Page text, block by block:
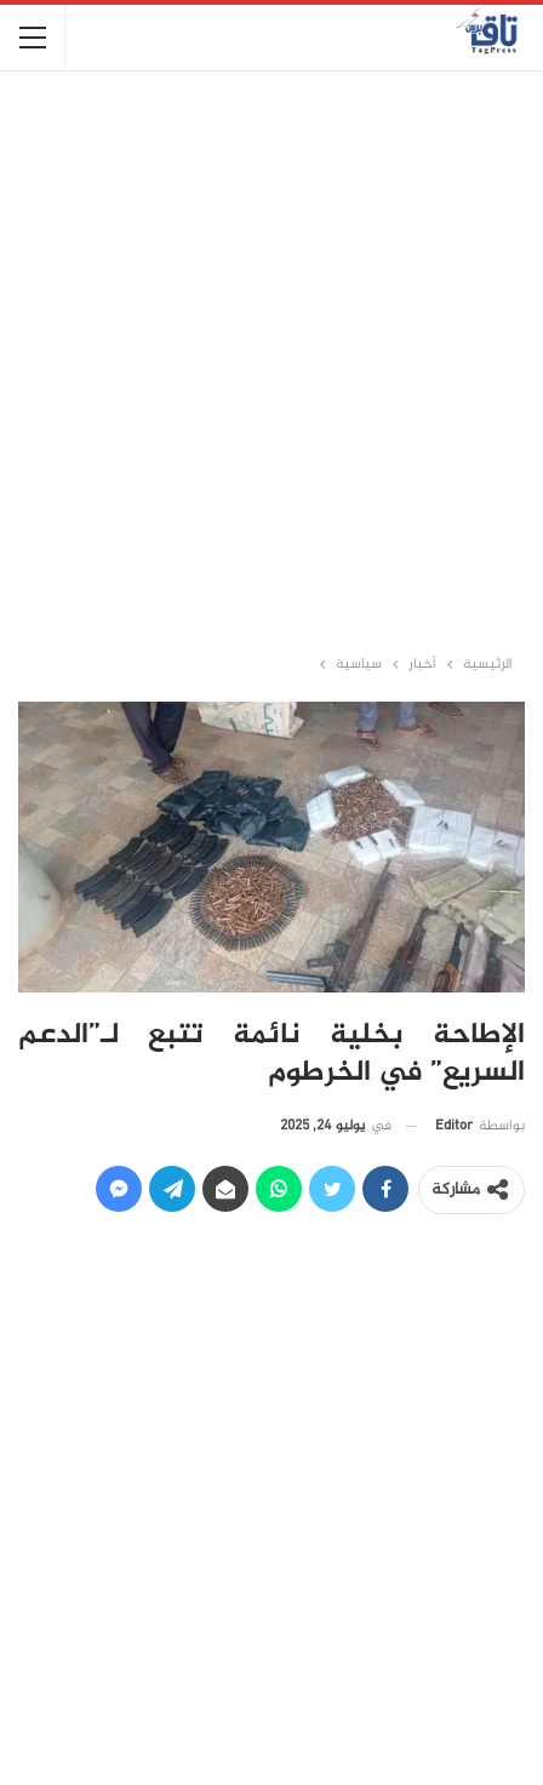
الرئيسية أخبار سياسية
الإطاحة بخلية نائمة تتبع لـ”الدعم
السريع” في الخرطوم
بواسطة Editor في يوليو 24, 2025
مشاركة